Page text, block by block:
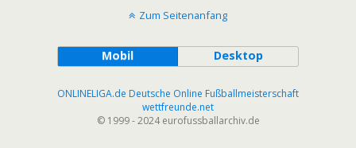
Zum Seitenanfang
Mobil Desktop
ONLINELIGA.de Deutsche Online Fußballmeisterschaft
wettfreunde.net
© 1999 - 2024 eurofussballarchiv.de